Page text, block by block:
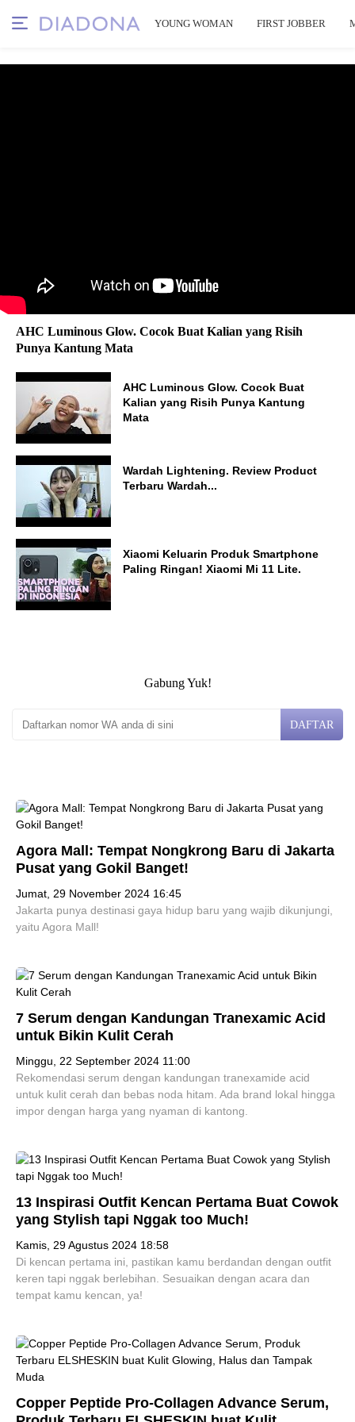
YOUNG WOMAN FIRST JOBBER
AHC Luminous Glow. Cocok Buat Kalian yang Risih
Punya Kantung Mata
AHC Luminous Glow. Cocok Buat
Kalian yang Risih Punya Kantung
Mata
Wardah Lightening. Review Product
Terbaru Wardah...
Xiaomi Keluarin Produk Smartphone
Paling Ringan! Xiaomi Mi 11 Lite.
Gabung Yuk!
DAFTAR
Agora Mall: Tempat Nongkrong Baru di Jakarta
Pusat yang Gokil Banget!
Jumat, 29 November 2024 16:45
Jakarta punya destinasi gaya hidup baru yang wajib dikunjungi,
yaitu Agora Mall!
7 Serum dengan Kandungan Tranexamic Acid
untuk Bikin Kulit Cerah
Minggu, 22 September 2024 11:00
Rekomendasi serum dengan kandungan tranexamide acid
untuk kulit cerah dan bebas noda hitam. Ada brand lokal hingga
impor dengan harga yang nyaman di kantong.
13 Inspirasi Outfit Kencan Pertama Buat Cowok
yang Stylish tapi Nggak too Much!
Kamis, 29 Agustus 2024 18:58
Di kencan pertama ini, pastikan kamu berdandan dengan outfit
keren tapi nggak berlebihan. Sesuaikan dengan acara dan
tempat kamu kencan, ya!
Copper Peptide Pro-Collagen Advance Serum,